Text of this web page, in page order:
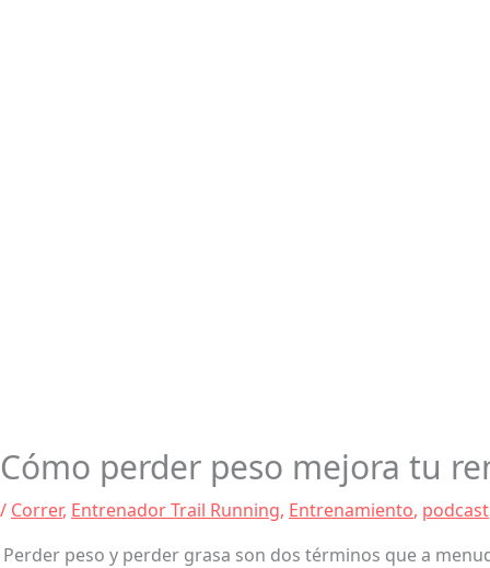
Cómo perder peso mejora tu
/ Correr, Entrenador Trail Running, Entrenamiento, podcast
Perder peso y perder grasa son dos términos que a